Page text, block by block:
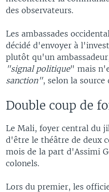
des observateurs.
Les ambassades
décidé d'envoyer à
plutôt qu'un
"signal politique" mais
sanction", selon la
Double coup de
Le Mali, foyer central du
d'être le théâtre de deux
mois de la part d'Assimi
colonels.
Lors du premier, les